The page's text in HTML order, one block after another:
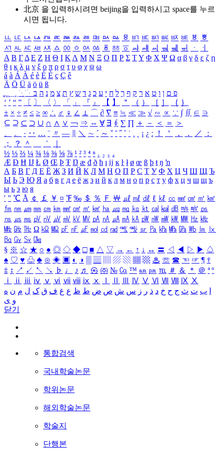
北京 을 입력하시려면 beijing을 입력하시고 space를 누르
시면 됩니다.
ㅥ ㅦ ㅧ ㅨ ㅩ ㅪ ㅫ ㅬ ㅭ ㅮ ㅯ ㅰ ㅱ ㅲ ㅳ ㅴ ㅵ ㅶ ㅷ ㅸ
ㅹ
ㅺ ㅻ ㅼ ㅽ ㅾ ㅿ ㆀ ㆁ ㆂ ㆃ ㆄ ㆅ ㆆ ㆇ ㆈ ㆉ ㆊ ㆋ ㆌ ㆍ
ㆎ
Α Β ΓΔ Ε Ζ Η Θ Ι ΚΛ Μ Ν Ξ Ο Π Ρ Σ ΤΥ Φ Χ Ψ Ω α β γ δ ε ζ η
θ ι κ λ μ ν ξ ο π ρ σ τ υ φ χ ψ ω
á à Á À é è É È ç Ç ê
Ä Ö Ü ä ö ü ß
ִֶֹ ֻּ ׁׂ פ ם ן ו ט א ר ק ף ך ל ח י ע כ ג ד ש ץ ת צ מ נ ה ב
‘ ’ “ ” 〔 〕 〈 〉 「 」 『 』 【 】 ＂ （ ） ［ ］ ｛ ｝
± × ÷ ≠ ≤ ≥ ∞ ∴ ♂ ♀ ∠ ⊥ ⌒ ∂ ∇ ≡ ≒ ≪ ≫ √ ∽ ∝ ∵ ∫ ∬ ∈ ∋
⊆ ⊇ ⊂ ⊃ ∪ ∩ ∧ ∨ ￢ ⇒ ⇔ ∀ ∃ ∮ ∑ ∏ ＋ － ＜ ＝
＞
、
。 · ‥ … ¨ 〃 ― ＼ ∼ ´ ～ ˇ ˘ ˝ ˚ ˙ ¸ ¡ ¿ ː ！ ＇ ， ． ／
：
；
？ ＾ ｀
½ ⅓ ⅔ ¼ ¾ ⅛ ⅜ ⅝ ⅞ ¹ ² ³ ⁴ ⁿ ₁ ₂ ₃ ₄
Æ Ð Ħ Ĳ Ł Ø Œ Þ Ŧ Ŋ æ đ ð ħ ı ĳ ĸ ŀ ł ø œ ß þ ŧ ŋ ŉ
А Б В Г Д Е Ё Ж З И Й К Л М Н О П Р С Т У Ф Х Ц Ч Ш Щ Ъ
Ы Ь Э Ю Я а б в г д е ё ж з и й к л м н о п р с т у ф х ц ч ш щ ъ
ы ь э ю я
′ ″ ℃ Å ￠ ￡ ￥ ¤ ℉ ‰ ＄ ％ Ｆ ￦ ㎕ ㎖ ㎗ ℓ ㎘ ㏄ ㎣ ㎤ ㎥ ㎦
㎙ ㎚ ㎛ ㎜ ㎝ ㎞ ㎟ ㎠ ㎡ ㎢ ㏊ ㎍ ㎎ ㎏ ㏏ ㎈ ㎉ ㏈ ㎧ ㎨ ㎰
㎱ ㎲ ㎳ ㎴ ㎵ ㎶ ㎷ ㎸ ㎹ ㎀ ㎁ ㎂ ㎃ ㎄ ㎺ ㎻ ㎽ ㎾ ㎿ ㎐ ㎑
㎒ ㎓ ㎔ Ω ㏀ ㏁ ㎊ ㎋ ㎌ ㏖ ㏅ ㎭ ㎮ ㎯ ㏛ ㎩ ㎪ ㎫ ㎬ ㏝ ㏐
㏓
㏃ ㏉ ㏜ ㏆
§ ※ ☆ ★ ○ ● ◎ ◇ ◆ □ ■ △ ▽ → ← ↑ ↓ ↔ 〓 ◁ ◀ ▷ ▶ ♤
♠ ♡ ♥ ♧ ♣ ⊙ ◈ ▣ ◐ ◑ ▒ ▤ ▨ ▧ ▦ ▩ ♨ ☏ ☎ ☜ ☞ ¶ †
‡ ↕ ↗ ↙ ↖ ↘ ♭ ♩ ♪ ♬ ㉿ ㈜ № ㏇ ™ ㏂ ㏘ ℡ ＃ ＆ ＊ ＠ ª º
ⅰ
ⅱ ⅲ ⅳ ⅴ ⅵ ⅶ ⅷ ⅸ ⅹ Ⅳ Ⅴ Ⅵ Ⅶ Ⅷ Ⅸ Ⅹ
ب ت ث ج ح خ د ذ ر ز س ش ص ض ط ظ ع غ ف ق ک ل م ن ه
و ی
닫기
통합검색
국내학술논문
학위논문
해외학술논문
학술지
단행본